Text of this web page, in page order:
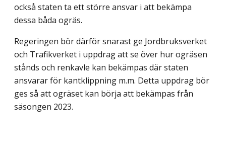
också staten ta ett större ansvar i att bekämpa
dessa båda ogräs.
Regeringen bör därför snarast ge Jordbruksverket
och Trafikverket i uppdrag att se över hur ogräsen
stånds och renkavle kan bekämpas där staten
ansvarar för kantklipp­ning m.m. Detta uppdrag bör
ges så att ogräset kan börja att bekämpas från
säsongen 2023.